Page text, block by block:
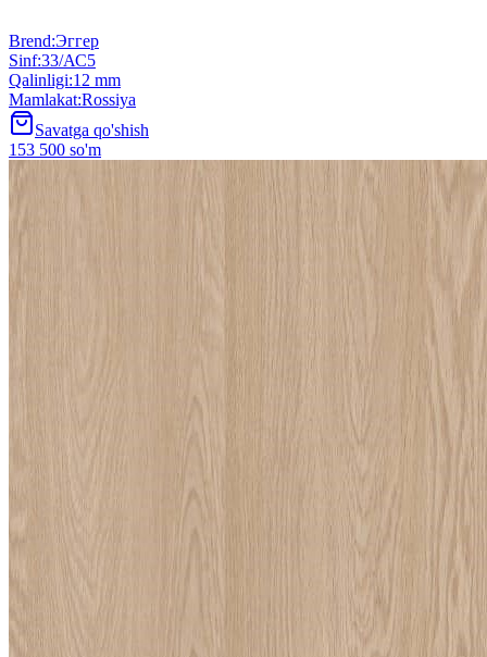
Brend:Эггер
Sinf:33/АС5
Qalinligi:12 mm
Mamlakat:Rossiya
Savatga qo'shish
153 500 so'm